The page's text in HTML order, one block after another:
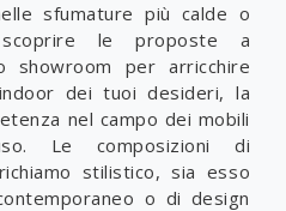
sfumature più calde o
le proposte a
showroom per arricchire
dei tuoi desideri, la
nel campo dei mobili
Le composizioni di
stilistico, sia esso
o di design